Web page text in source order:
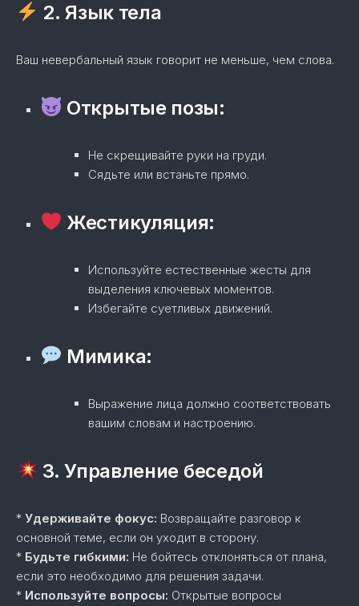
2. Язык тела
Ваш невербальный язык говорит не меньше, чем слова.
Открытые позы:
Не скрещивайте руки на груди.
Сядьте или встаньте прямо.
Жестикуляция:
Используйте естественные жесты для
выделения ключевых моментов.
Избегайте суетливых движений.
Мимика:
Выражение лица должно соответствовать
вашим словам и настроению.
3. Управление беседой
* Удерживайте фокус: Возвращайте разговор к
основной теме, если он уходит в сторону.
* Будьте гибкими: Не бойтесь отклоняться от плана,
если это необходимо для решения задачи.
* Используйте вопросы: Открытые вопросы